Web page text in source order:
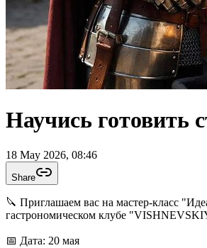
Научись готовить
18 May 2026, 08:46
Share
🔪 Приглашаем вас на мастер-класс
гастрономическом клубе
📅 Дата: 20 мая